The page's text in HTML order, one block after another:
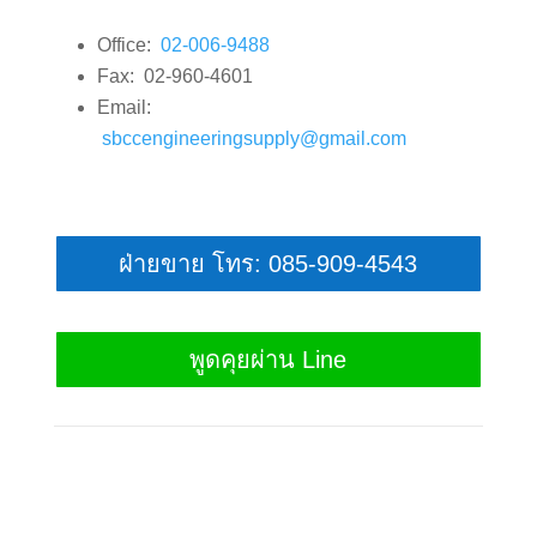
Office: 02-006-9488
Fax: 02-960-4601
Email:
sbccengineeringsupply@gmail.com
ฝ่ายขาย โทร: 085-909-4543
พูดคุยผ่าน Line